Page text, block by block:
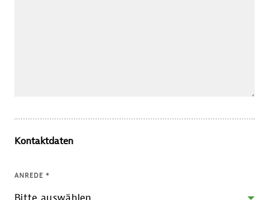
Kontaktdaten
ANREDE *